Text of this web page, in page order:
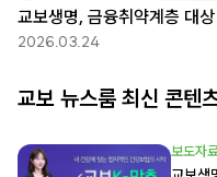
교보생명, 금융취약계층 대상
2026.03.24
교보 뉴스룸 최신 콘텐
보도자